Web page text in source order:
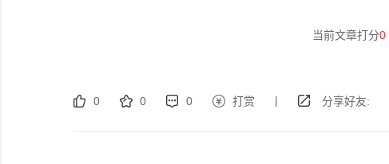
当前文章打分0
0 0 0 打赏 | 分享好友: